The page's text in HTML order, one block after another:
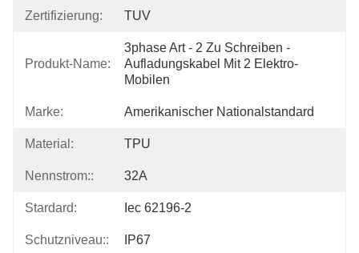
Zertifizierung: TUV
Produkt-Name:
3phase Art - 2 Zu Schreiben -
Aufladungskabel Mit 2 Elektro-
Mobilen
Marke: Amerikanischer Nationalstandard
Material: TPU
Nennstrom:: 32A
Stardard: Iec 62196-2
Schutzniveau:: IP67